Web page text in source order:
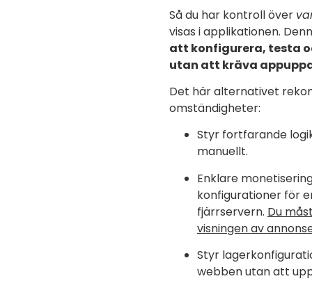
Så du har kontroll över
visas i applikationen.
att konfigurera, testa
utan att kräva
Det här alternativet
omständigheter:
Styr fortfarande
manuellt.
Enklare
konfigurationer för
fjärrservern. Du
visningen av
Styr
webben utan att